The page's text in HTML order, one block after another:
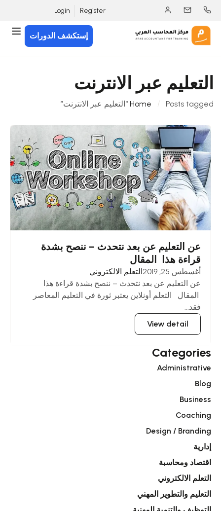
Register
Login
إستكشف الدورات
التعليم عبر الانترنت
Home Posts tagged “التعليم عبر الانترنت”
عن التعليم عن بعد نتحدث – ننصح بشدة
قراءة هذا المقال
أغسطس 25, 2019
التعلم الالكتروني
عن التعليم عن بعد نتحدث – ننصح بشدة قراءة هذا
المقال التعلم أونلاين يعتبر ثورة في التعليم المعاصر
فقد...
View detail
Categories
Administrative
Blog
Business
Coaching
Design / Branding
إدارية
اقتصاد ومحاسبة
التعلم الالكتروني
التعليم والتطوير المهني